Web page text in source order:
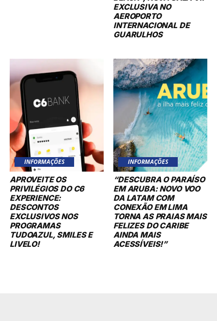
EXCLUSIVA NO
AEROPORTO
INTERNACIONAL DE
GUARULHOS
INFORMAÇÕES
APROVEITE OS
PRIVILÉGIOS DO C6
EXPERIENCE:
DESCONTOS
EXCLUSIVOS NOS
PROGRAMAS
TUDOAZUL, SMILES E
LIVELO!
INFORMAÇÕES
“DESCUBRA O PARAÍSO
EM ARUBA: NOVO VOO
DA LATAM COM
CONEXÃO EM LIMA
TORNA AS PRAIAS MAIS
FELIZES DO CARIBE
AINDA MAIS
ACESSÍVEIS!”